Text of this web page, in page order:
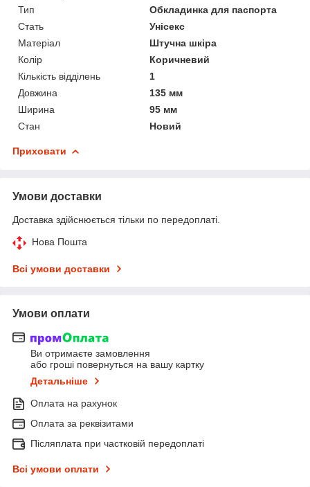
Тип
Обкладинка для паспорта
Стать
Унісекс
Матеріал
Штучна шкіра
Колір
Коричневий
Кількість відділень
1
Довжина
135 мм
Ширина
95 мм
Стан
Новий
Приховати
Умови доставки
Доставка здійснюється тільки по передоплаті.
Нова Пошта
Всі умови доставки
Умови оплати
Ви отримаєте замовлення
або гроші повернуться на вашу картку
Детальніше
Оплата на рахунок
Оплата за реквізитами
Післяплата при частковій передоплаті
Всі умови оплати